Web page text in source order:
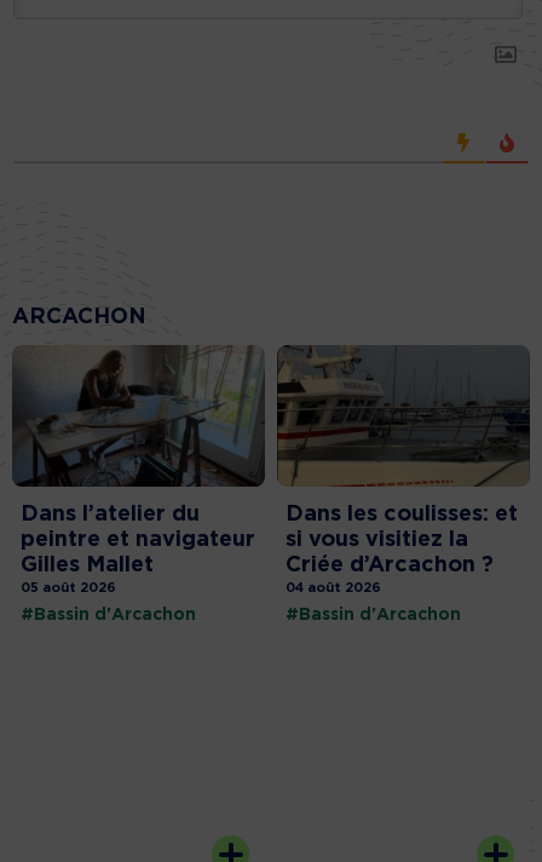
ARCACHON
Dans l’atelier du
peintre et navigateur
Gilles Mallet
05 août 2026
#Bassin d'Arcachon
Dans les coulisses: et
si vous visitiez la
Criée d’Arcachon ?
04 août 2026
#Bassin d'Arcachon